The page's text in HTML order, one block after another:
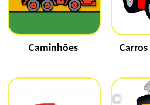
Caminhões